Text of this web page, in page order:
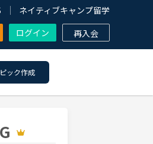
ネイティブキャンプ留学
ログイン 再入会
ック作成